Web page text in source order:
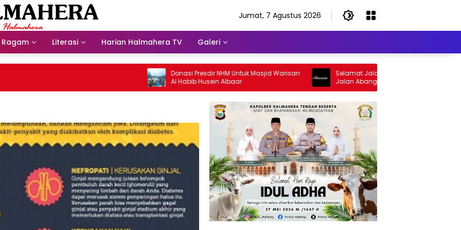
Jumat, 7 Agustus 2026
Ragam Literasi Harian Halmahera TV Galeri
Donasi Presdir NHM Untuk Masjid Warisan
Al Habib Husein Albaar
Selamat Jalan Sang Inspirator, Selamat
Jalan Abangku Yuslam Idris